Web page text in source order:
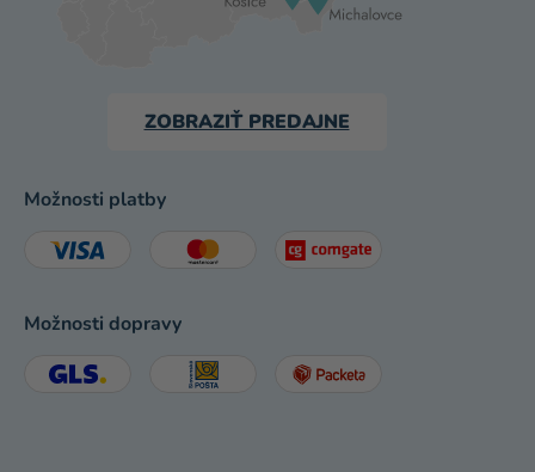
ZOBRAZIŤ PREDAJNE
Možnosti platby
Možnosti dopravy